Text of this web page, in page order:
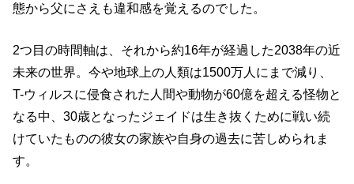
態から父にさえも違和感を覚えるのでした。
2つ目の時間軸は、それから約16年が経過した2038年の近
未来の世界。今や地球上の人類は1500万人にまで減り、
T-ウィルスに侵食された人間や動物が60億を超える怪物と
なる中、30歳となったジェイドは生き抜くために戦い続
けていたものの彼女の家族や自身の過去に苦しめられま
す。